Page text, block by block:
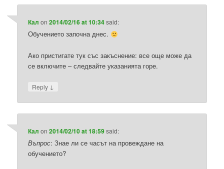
Кал on2014/02/16 at 10:34said:
Обучението започна днес.
Ако пристигате тук със закъснение: все още може да
се включите – следвайте указанията горе.
Reply ↓
Кал on2014/02/10 at 18:59said:
Въпрос: Знае ли се часът на провеждане на
обучението?